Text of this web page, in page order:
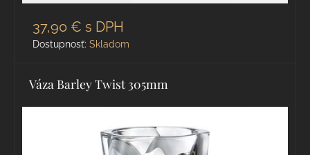
37,90 € s DPH
Dostupnosť: Skladom
Váza Barley Twist 305mm